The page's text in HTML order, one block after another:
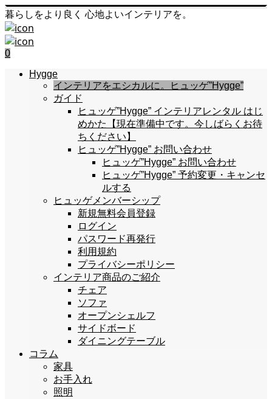
暮らしをより良く 心地よいインテリアを。
0
Hygge
インテリアをエシカルに。ヒュッゲ”Hygge”
ガイド
ヒュッゲ”Hygge” インテリアレンタル はじ
めかた【現在準備中です。今しばらくお待
ちください】
ヒュッゲ”Hygge” お問い合わせ
ヒュッゲ”Hygge” お問い合わせ
ヒュッゲ”Hygge” 予約変更・キャンセ
ルする
ヒュッゲメンバーシップ
新規無料会員登録
ログイン
パスワード再発行
利用規約
プライバシーポリシー
インテリア商品のご紹介
チェア
ソファ
オープンシェルフ
サイドボード
ダイニングテーブル
コラム
家具
お手入れ
照明